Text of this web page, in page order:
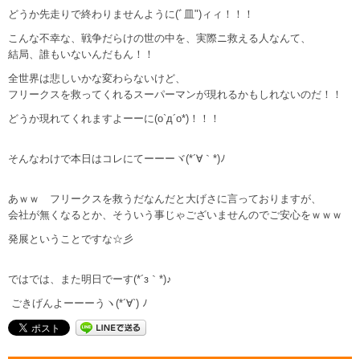
どうか先走りで終わりませんように(ﾞ皿")ィィ！！！
こんな不幸な、戦争だらけの世の中を、実際ニ救える人なんて、
結局、誰もいないんだもん！！
全世界は悲しいかな変わらないけど、
フリークスを救ってくれるスーパーマンが現れるかもしれないのだ！！
どうか現れてくれますよーーに(o`д´o*)！！！
そんなわけで本日はコレにてーーーヾ(*´∀｀*)ﾉ
あｗｗ フリークスを救うだなんだと大げさに言っておりますが、
会社が無くなるとか、そういう事じゃございませんのでご安心をｗｗｗ
発展ということですな☆彡
ではでは、また明日でーす(*´з｀*)♪
ごきげんよーーーうヽ(*´∀`) ﾉ